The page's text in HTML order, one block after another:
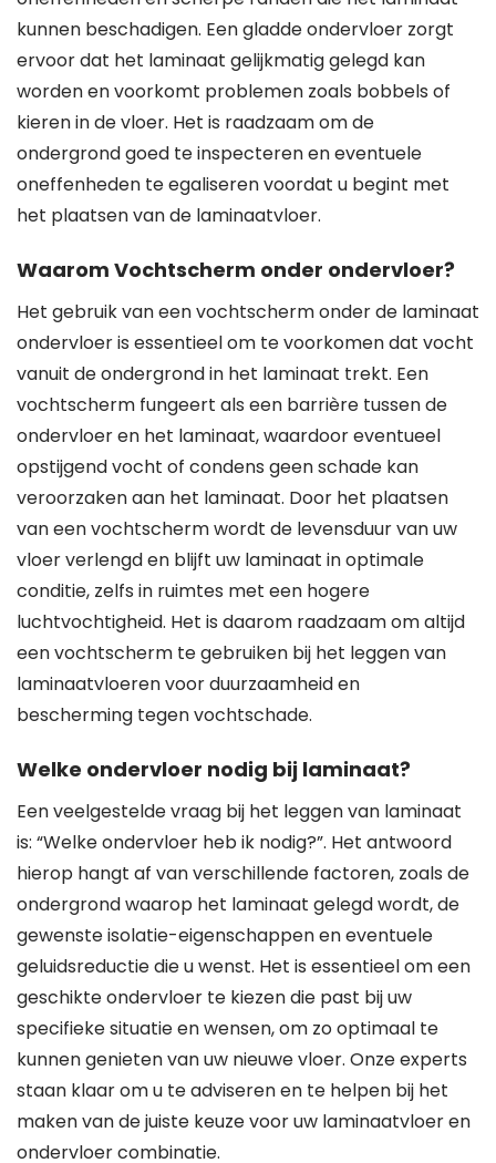
kunnen beschadigen. Een gladde ondervloer zorgt
ervoor dat het laminaat gelijkmatig gelegd kan
worden en voorkomt problemen zoals bobbels of
kieren in de vloer. Het is raadzaam om de
ondergrond goed te inspecteren en eventuele
oneffenheden te egaliseren voordat u begint met
het plaatsen van de laminaatvloer.
Waarom Vochtscherm onder ondervloer?
Het gebruik van een vochtscherm onder de laminaat
ondervloer is essentieel om te voorkomen dat vocht
vanuit de ondergrond in het laminaat trekt. Een
vochtscherm fungeert als een barrière tussen de
ondervloer en het laminaat, waardoor eventueel
opstijgend vocht of condens geen schade kan
veroorzaken aan het laminaat. Door het plaatsen
van een vochtscherm wordt de levensduur van uw
vloer verlengd en blijft uw laminaat in optimale
conditie, zelfs in ruimtes met een hogere
luchtvochtigheid. Het is daarom raadzaam om altijd
een vochtscherm te gebruiken bij het leggen van
laminaatvloeren voor duurzaamheid en
bescherming tegen vochtschade.
Welke ondervloer nodig bij laminaat?
Een veelgestelde vraag bij het leggen van laminaat
is: “Welke ondervloer heb ik nodig?”. Het antwoord
hierop hangt af van verschillende factoren, zoals de
ondergrond waarop het laminaat gelegd wordt, de
gewenste isolatie-eigenschappen en eventuele
geluidsreductie die u wenst. Het is essentieel om een
geschikte ondervloer te kiezen die past bij uw
specifieke situatie en wensen, om zo optimaal te
kunnen genieten van uw nieuwe vloer. Onze experts
staan klaar om u te adviseren en te helpen bij het
maken van de juiste keuze voor uw laminaatvloer en
ondervloer combinatie.